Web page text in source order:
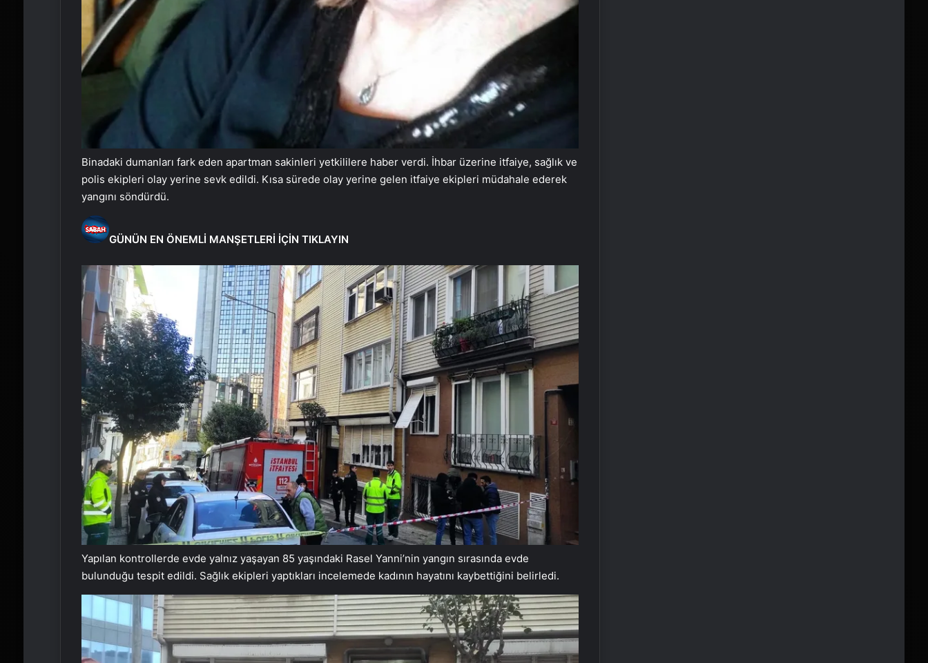
Binadaki dumanları fark eden apartman sakinleri yetkililere haber verdi. İhbar üzerine itfaiye, sağlık ve
polis ekipleri olay yerine sevk edildi. Kısa sürede olay yerine gelen itfaiye ekipleri müdahale ederek
yangını söndürdü.
GÜNÜN EN ÖNEMLİ MANŞETLERİ İÇİN TIKLAYIN
Yapılan kontrollerde evde yalnız yaşayan 85 yaşındaki Rasel Yanni’nin yangın sırasında evde
bulunduğu tespit edildi. Sağlık ekipleri yaptıkları incelemede kadının hayatını kaybettiğini belirledi.